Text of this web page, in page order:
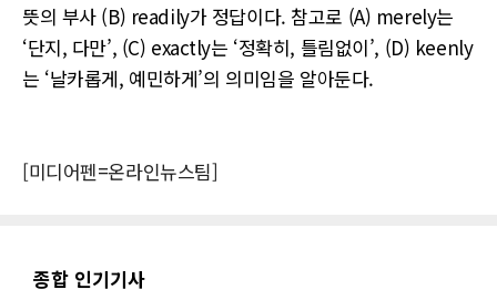
뜻의 부사 (B) readily가 정답이다. 참고로 (A) merely는
‘단지, 다만’, (C) exactly는 ‘정확히, 틀림없이’, (D) keenly
는 ‘날카롭게, 예민하게’의 의미임을 알아둔다.
[미디어펜=온라인뉴스팀]
종합 인기기사